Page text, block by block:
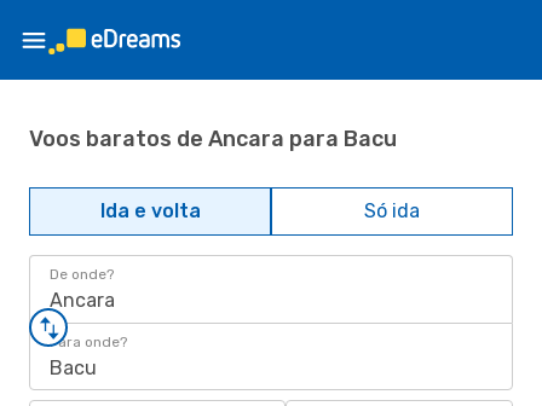
Voos baratos de Ancara para Bacu
Ida e volta Só ida
De onde?
Ancara
Para onde?
Bacu